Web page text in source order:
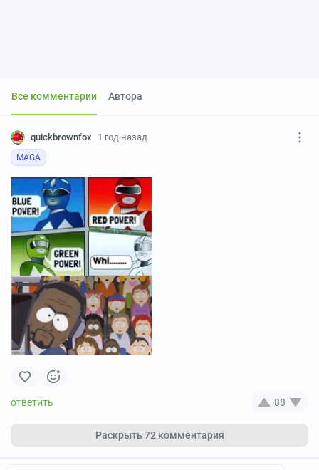
Все комментарии Автора
quickbrownfox 1 год назад
MAGA
88
Раскрыть72 комментария